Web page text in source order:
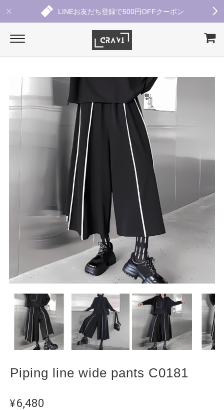
LINEお友だち登録で500円OFFクーポン
Piping line wide pants C0181
¥6,480